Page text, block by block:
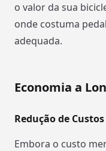
o valor da sua
onde costuma
adequada.
Economia a
Redução de
Embora o custo